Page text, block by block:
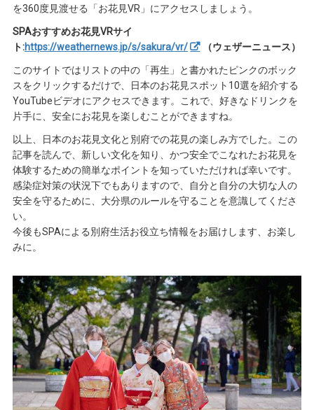
を360度見渡せる「お花見VR」にアクセスしましょう。
SPAおすすめお花見VRサイ
ト:https://weathernews.jp/s/sakura/vr/ （ウェザーニュース）
このサイトではリストの中の「再生」と書かれたピンクのボック
スをクリックするだけで、日本のお花見スポット10選を紹介する
YouTubeビデオにアクセスできます。これで、好きなドリンクを
片手に、安全にお花見を楽しむことができますね。
以上、日本のお花見文化と別府での花見の楽しみ方でした。この
記事を読んで、新しい文化を知り、かつ安全でこなれたお花見を
体験するための簡単なポイントを知っていただければ幸いです。
感染症対策の状況下でもありますので、自分と自分の大切な人の
安全を守るために、大分県のルールを守ることを意識してくださ
い。
今後もSPAによる別府生活お役立ち情報をお届けします、お楽し
みに。